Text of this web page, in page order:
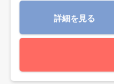
詳細を見る